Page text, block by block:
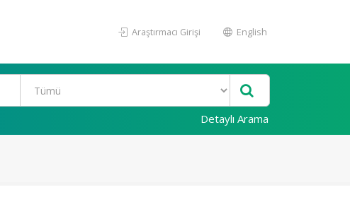
Araştırmacı Girişi English
Detaylı Arama